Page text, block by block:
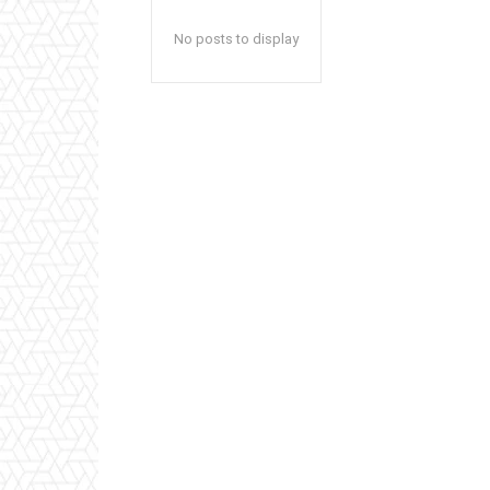
No posts to display